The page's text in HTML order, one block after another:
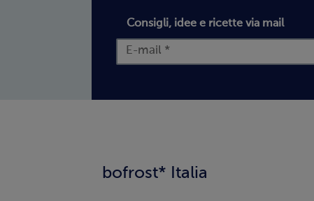
bofrost* Italia
Consigli, idee e ricette via mail